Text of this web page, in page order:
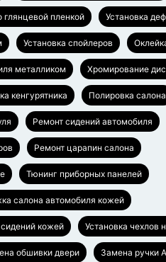
глянцевой пленкой Установка
Установка спойлеров
металликом Хромирование
кенгурятника Полировка салона
Ремонт сидений автомобиля
Ремонт царапин салона
Тюнинг приборных панелей
салона автомобиля кожей
кожей Установка чехлов
обшивки двери Замена ручки